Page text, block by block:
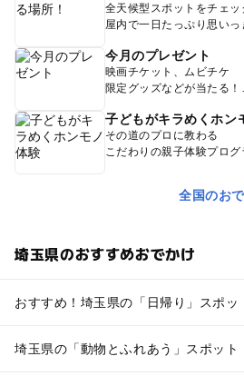
全天候型スポットをチェッ
屋内で一日たっぷり思いっ
今月のプレゼント
映画チケット、ムビチケ
限定グッズなどが当たる！
子どもがキラめくホン
その道のプロに教わる
こだわりの親子体験プログ
全国のお
埼玉県のおすすめおでかけ
おすすめ！埼玉県の「日帰り」スポッ
埼玉県の「動物とふれあう」スポット